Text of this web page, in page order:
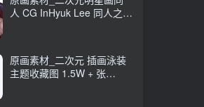
人 CG InHyuk Lee 同人之神
原画素材_二次元 插画泳装
主题收藏图 1.5W + 张